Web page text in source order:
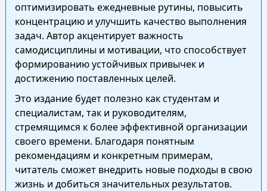
оптимизировать ежедневные рутины, повысить
концентрацию и улучшить качество выполнения
задач. Автор акцентирует важность
самодисциплины и мотивации, что способствует
формированию устойчивых привычек и
достижению поставленных целей.
Это издание будет полезно как студентам и
специалистам, так и руководителям,
стремящимся к более эффективной организации
своего времени. Благодаря понятным
рекомендациям и конкретным примерам,
читатель сможет внедрить новые подходы в свою
жизнь и добиться значительных результатов.